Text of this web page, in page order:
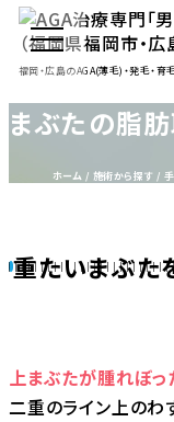
福岡・広島のAGA(薄毛)・発毛・育
まぶたの脂肪
ホーム 施術から探す
重たいまぶた
上まぶたが腫れぼっ
二重のライン上のわ